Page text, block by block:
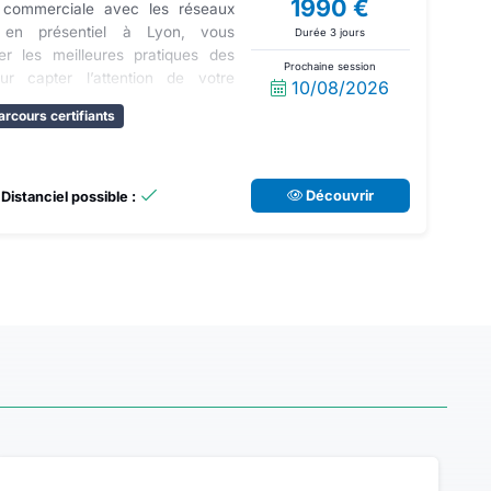
commerciale avec les réseaux
en présentiel à Lyon, vous
les meilleures pratiques des
capter l’attention de votre
et en crédibilité sur le
et faire des réseaux
de croissance. Passez au
communication digitale
certifiants
1990 €
Durée 3 jours
Prochaine session
10/08/2026
Distanciel possible : Découvrir